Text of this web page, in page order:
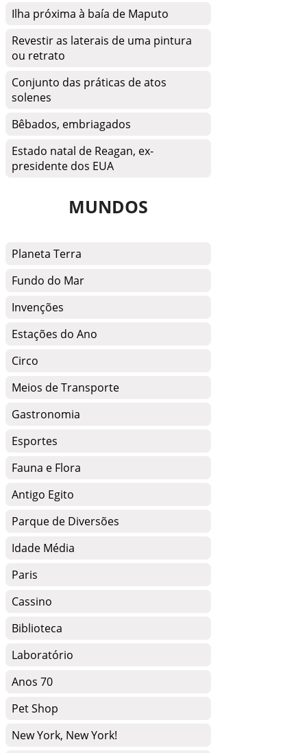
Ilha próxima à baía de Maputo
Revestir as laterais de uma pintura
ou retrato
Conjunto das práticas de atos
solenes
Bêbados, embriagados
Estado natal de Reagan, ex-
presidente dos EUA
MUNDOS
Planeta Terra
Fundo do Mar
Invenções
Estações do Ano
Circo
Meios de Transporte
Gastronomia
Esportes
Fauna e Flora
Antigo Egito
Parque de Diversões
Idade Média
Paris
Cassino
Biblioteca
Laboratório
Anos 70
Pet Shop
New York, New York!